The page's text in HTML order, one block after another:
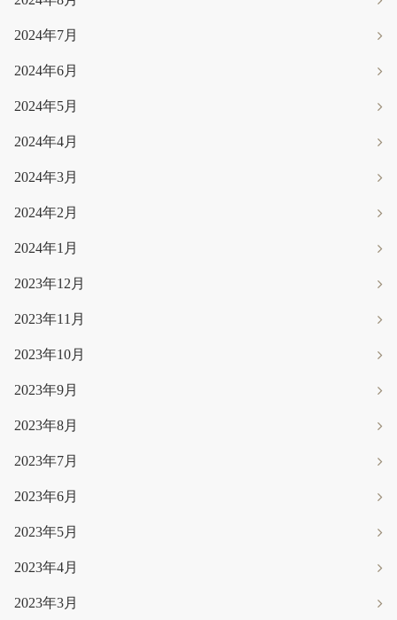
2024年7月
2024年6月
2024年5月
2024年4月
2024年3月
2024年2月
2024年1月
2023年12月
2023年11月
2023年10月
2023年9月
2023年8月
2023年7月
2023年6月
2023年5月
2023年4月
2023年3月